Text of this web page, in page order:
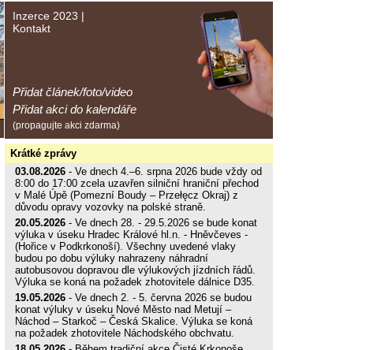
Inzerce 2023 |
Kontakt
Přidat článek/foto/video
Přidat akci do kalendáře
(propagujte akci zdarma)
Krátké zprávy
03.08.2026 - Ve dnech 4.–6. srpna 2026 bude vždy od
8:00 do 17:00 zcela uzavřen silniční hraniční přechod
v Malé Úpě (Pomezní Boudy – Przełęcz Okraj) z
důvodu opravy vozovky na polské straně.
20.05.2026 - Ve dnech 28. - 29.5.2026 se bude konat
výluka v úseku Hradec Králové hl.n. - Hněvčeves -
(Hořice v Podkrkonoší). Všechny uvedené vlaky
budou po dobu výluky nahrazeny náhradní
autobusovou dopravou dle výlukových jízdních řádů.
Výluka se koná na požadek zhotovitele dálnice D35.
19.05.2026 - Ve dnech 2. - 5. června 2026 se budou
konat výluky v úseku Nové Město nad Metují –
Náchod – Starkoč – Česká Skalice. Výluka se koná
na požadek zhotovitele Náchodského obchvatu.